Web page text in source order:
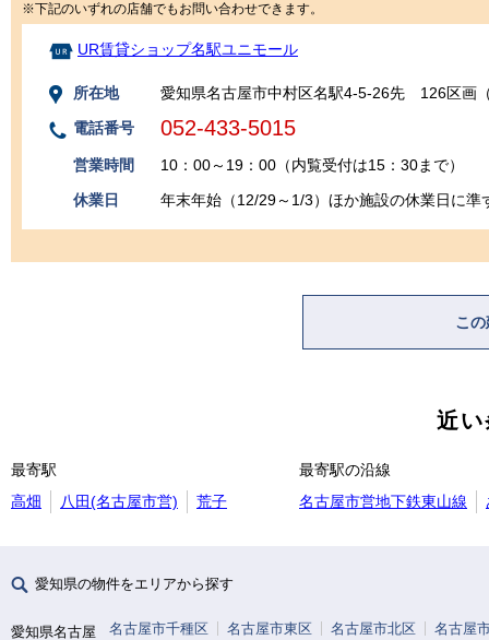
※下記のいずれの店舗でもお問い合わせできます。
UR賃貸ショップ名駅ユニモール
所在地
愛知県名古屋市中村区名駅4-5-26先 126区画
電話番号
052-433-5015
営業時間
10：00～19：00（内覧受付は15：30まで）
休業日
年末年始（12/29～1/3）ほか施設の休業日に準
こ
近
最寄駅
高畑
八田(名古屋市営) 荒子
最寄駅の沿線
名古屋市営地下鉄東山線
愛知県の物件をエリアから探す
愛知県名古屋
名古屋市千種区 名古屋市東区 名古屋市北区
名古屋